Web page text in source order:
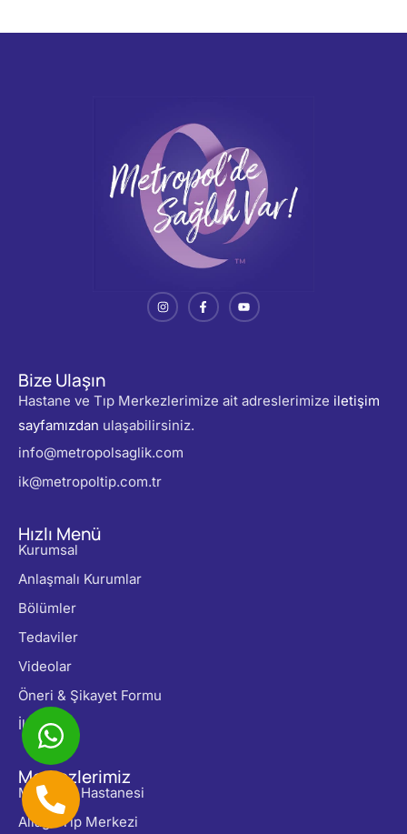
Bize Ulaşın
Hastane ve Tıp Merkezlerimize ait adreslerimize iletişim
sayfamızdan ulaşabilirsiniz.
info@metropolsaglik.com
ik@metropoltip.com.tr
Hızlı Menü
Kurumsal
Anlaşmalı Kurumlar
Bölümler
Tedaviler
Videolar
Öneri & Şikayet Formu
İletişim
Merkezlerimiz
Metropol Hastanesi
Aliağa Tıp Merkezi